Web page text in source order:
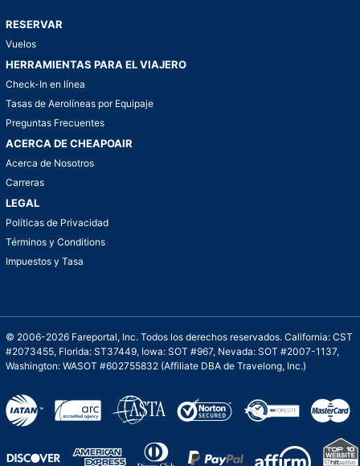
RESERVAR
Vuelos
HERRAMIENTAS PARA EL VIAJERO
Check-In en línea
Tasas de Aerolíneas por Equipaje
Preguntas Frecuentes
ACERCA DE CHEAPOAIR
Acerca de Nosotros
Carreras
LEGAL
Políticas de Privacidad
Términos y Conditions
Impuestos y Tasa
© 2006-2026 Fareportal, Inc. Todos los derechos reservados. California: CST
#2073455, Florida: ST37449, Iowa: SOT #967, Nevada: SOT #2007-1137,
Washington: WASOT #602755832 (Affiliate DBA de Travelong, Inc.)